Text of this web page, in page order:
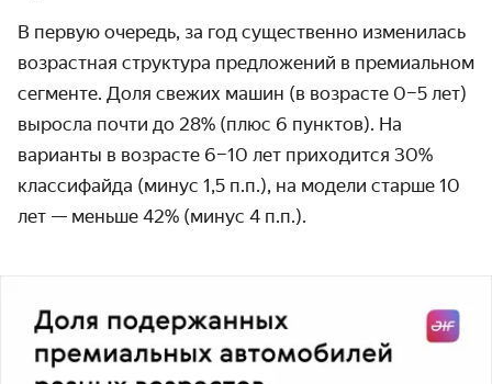
В первую очередь, за год существенно изменилась
возрастная структура предложений в премиальном
сегменте. Доля свежих машин (в возрасте 0–5 лет)
выросла почти до 28% (плюс 6 пунктов). На
варианты в возрасте 6–10 лет приходится 30%
классифайда (минус 1,5 п.п.), на модели старше 10
лет — меньше 42% (минус 4 п.п.).